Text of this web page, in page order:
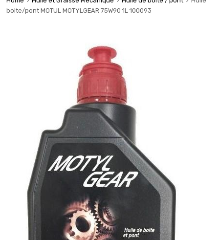
boite/pont MOTUL MOTYLGEAR 75W90 1L 100093